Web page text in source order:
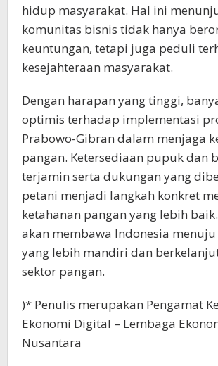
hidup masyarakat. Hal ini
komunitas bisnis tidak hanya
keuntungan, tetapi juga peduli
kesejahteraan masyarakat.
Dengan harapan yang tinggi,
optimis terhadap implementasi
Prabowo-Gibran dalam menjaga
pangan. Ketersediaan pupuk dan
terjamin serta dukungan yang
petani menjadi langkah konkret
ketahanan pangan yang lebih
akan membawa Indonesia
yang lebih mandiri dan
sektor pangan.
)* Penulis merupakan Pengamat
Ekonomi Digital – Lembaga
Nusantara